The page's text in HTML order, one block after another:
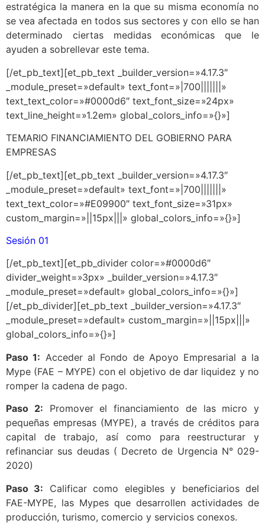
estratégica la manera en la que su misma economía no
se vea afectada en todos sus sectores y con ello se han
determinado ciertas medidas económicas que le
ayuden a sobrellevar este tema.
[/et_pb_text][et_pb_text _builder_version=»4.17.3″
_module_preset=»default» text_font=»|700|||||||»
text_text_color=»#0000d6″ text_font_size=»24px»
text_line_height=»1.2em» global_colors_info=»{}»]
TEMARIO FINANCIAMIENTO DEL GOBIERNO PARA
EMPRESAS
[/et_pb_text][et_pb_text _builder_version=»4.17.3″
_module_preset=»default» text_font=»|700|||||||»
text_text_color=»#E09900″ text_font_size=»31px»
custom_margin=»||15px|||» global_colors_info=»{}»]
Sesión 01
[/et_pb_text][et_pb_divider color=»#0000d6″
divider_weight=»3px» _builder_version=»4.17.3″
_module_preset=»default» global_colors_info=»{}»]
[/et_pb_divider][et_pb_text _builder_version=»4.17.3″
_module_preset=»default» custom_margin=»||15px|||»
global_colors_info=»{}»]
Paso 1: Acceder al Fondo de Apoyo Empresarial a la
Mype (FAE – MYPE) con el objetivo de dar liquidez y no
romper la cadena de pago.
Paso 2: Promover el financiamiento de las micro y
pequeñas empresas (MYPE), a través de créditos para
capital de trabajo, así como para reestructurar y
refinanciar sus deudas ( Decreto de Urgencia N° 029-
2020)
Paso 3: Calificar como elegibles y beneficiarios del
FAE-MYPE, las Mypes que desarrollen actividades de
producción, turismo, comercio y servicios conexos.